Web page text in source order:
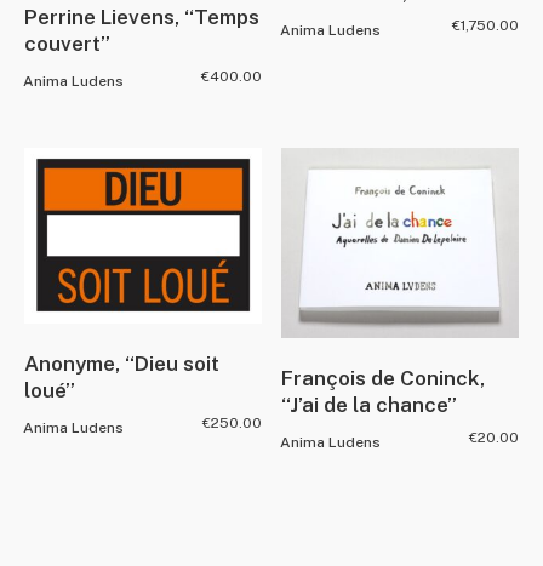
Perrine Lievens, “Temps
couvert”
Anima Ludens €400.00
Anima Ludens €1,750.00
Anonyme, “Dieu soit
loué”
Anima Ludens €250.00
François de Coninck,
“J’ai de la chance”
Anima Ludens €20.00